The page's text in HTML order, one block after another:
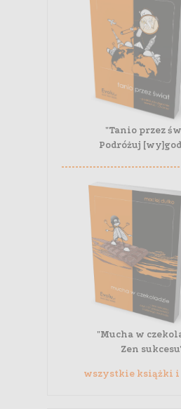
"Tanio przez
Podróżuj
"Mucha w
Zen
wszystkie książki i